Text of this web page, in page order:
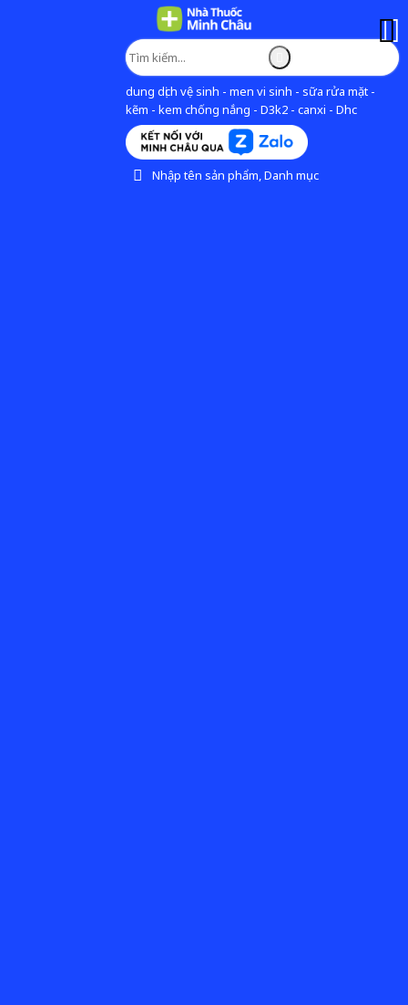
dung dịch vệ sinh - men vi sinh - sữa rửa mặt -
kẽm - kem chống nắng - D3k2 - canxi - Dhc
Nhập tên sản phẩm, Danh mục